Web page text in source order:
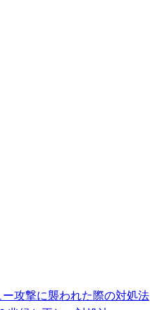
攻撃に襲われた際の対処法